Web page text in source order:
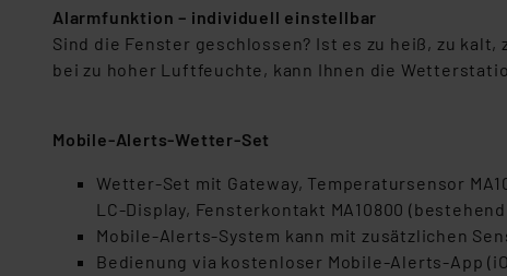
Alarmfunktion – individuell einstellbar
Sind die Fenster geschlossen? Ist es zu heiß, zu
bei zu hoher Luftfeuchte, kann Ihnen die
Mobile-Alerts-Wetter-Set
Wetter-Set mit Gateway, Temperatursensor
LC-Display, Fensterkontakt MA10800
Mobile-Alerts-System kann mit zusätzlichen
Bedienung via kostenloser Mobile-Alerts-App